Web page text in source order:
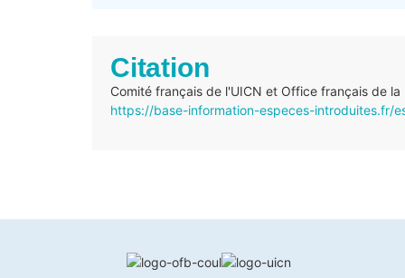
Citation
Comité français de l'UICN et Office français de
https://base-information-especes-introduites.fr/